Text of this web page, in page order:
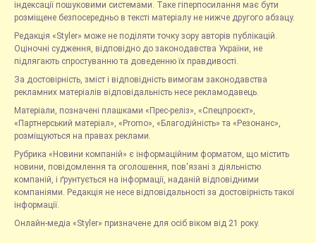
індексації пошуковими системами. Таке гіперпосилання має бути
розміщене безпосередньо в тексті матеріалу не нижче другого абзацу.
Редакція «Styler» може не поділяти точку зору авторів публікацій.
Оціночні судження, відповідно до законодавства України, не
підлягають спростуванню та доведенню їх правдивості.
За достовірність, зміст і відповідність вимогам законодавства
рекламних матеріалів відповідальність несе рекламодавець.
Матеріали, позначені плашками «Прес-реліз», «Спецпроєкт»,
«Партнерський матеріал», «Promo», «Благодійність» та «Резонанс»,
розміщуються на правах реклами.
Рубрика «Новини компаній» є інформаційним форматом, що містить
новини, повідомлення та оголошення, пов'язані з діяльністю
компаній, і ґрунтується на інформації, наданій відповідними
компаніями. Редакція не несе відповідальності за достовірність такої
інформації.
Онлайн-медіа «Styler» призначене для осіб віком від 21 року.